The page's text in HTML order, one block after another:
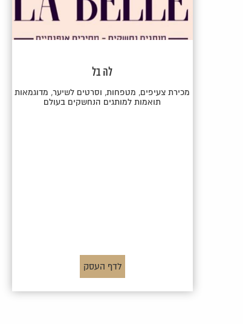
לה בל
מכירת צעיפים, מטפחות, וסרטים לשיער, מדוגמאות
תואמות למותגים הנחשקים בעולם
לדף העסק